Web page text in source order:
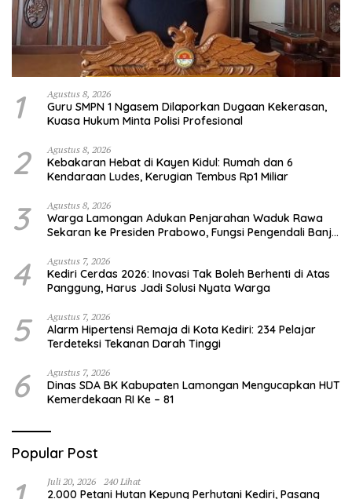
1 Agustus 8, 2026
Guru SMPN 1 Ngasem Dilaporkan Dugaan Kekerasan,
Kuasa Hukum Minta Polisi Profesional
2 Agustus 8, 2026
Kebakaran Hebat di Kayen Kidul: Rumah dan 6
Kendaraan Ludes, Kerugian Tembus Rp1 Miliar
3 Agustus 8, 2026
Warga Lamongan Adukan Penjarahan Waduk Rawa
Sekaran ke Presiden Prabowo, Fungsi Pengendali Banjir
4 Agustus 7, 2026
Kediri Cerdas 2026: Inovasi Tak Boleh Berhenti di Atas
Panggung, Harus Jadi Solusi Nyata Warga
5 Agustus 7, 2026
Alarm Hipertensi Remaja di Kota Kediri: 234 Pelajar
Terdeteksi Tekanan Darah Tinggi
6 Agustus 7, 2026
Dinas SDA BK Kabupaten Lamongan Mengucapkan HUT
Kemerdekaan RI Ke – 81
Popular Post
Juli 20, 2026 240 Lihat
2.000 Petani Hutan Kepung Perhutani Kediri, Pasang